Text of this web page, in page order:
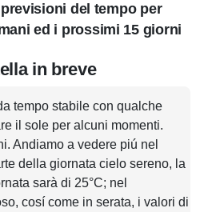
del tempo per
ed i prossimi 15 giorni
in breve
tempo stabile con qualche
il sole per alcuni momenti.
Andiamo a vedere piú nel
della giornata cielo sereno, la
sarà di 25°C; nel
cosí come in serata, i valori di